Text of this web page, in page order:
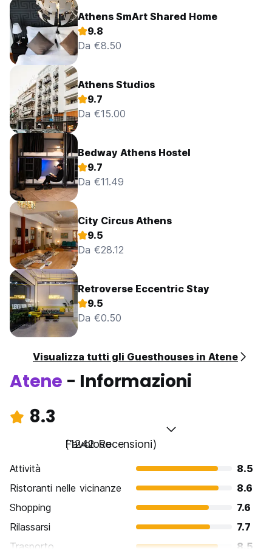
Athens SmArt Shared Home
9.8
Da €8.50
Athens Studios
9.7
Da €15.00
Bedway Athens Hostel
9.7
Da €11.49
City Circus Athens
9.5
Da €28.12
Retroverse Eccentric Stay
9.5
Da €0.50
Visualizza tutti gli Guesthouses in Atene
Atene - Informazioni
8.3
Favoloso
(1242 Recensioni)
Attività
8.5
Ristoranti nelle vicinanze
8.6
Shopping
7.6
Rilassarsi
7.7
Trasporto
8.5